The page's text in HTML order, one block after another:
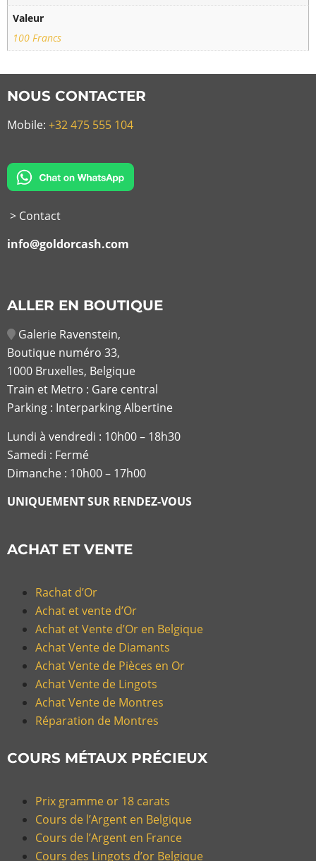
Valeur
100 Francs
NOUS CONTACTER
Mobile: +32 475 555 104
> Contact
info@goldorcash.com
ALLER EN BOUTIQUE
Galerie Ravenstein,
Boutique numéro 33,
1000 Bruxelles, Belgique
Train et Metro : Gare central
Parking : Interparking Albertine
Lundi à vendredi : 10h00 – 18h30
Samedi : Fermé
Dimanche : 10h00 – 17h00
UNIQUEMENT SUR RENDEZ-VOUS
ACHAT ET VENTE
Rachat d’Or
Achat et vente d’Or
Achat et Vente d’Or en Belgique
Achat Vente de Diamants
Achat Vente de Pièces en Or
Achat Vente de Lingots
Achat Vente de Montres
Réparation de Montres
COURS MÉTAUX PRÉCIEUX
Prix gramme or 18 carats
Cours de l’Argent en Belgique
Cours de l’Argent en France
Cours des Lingots d’or Belgique